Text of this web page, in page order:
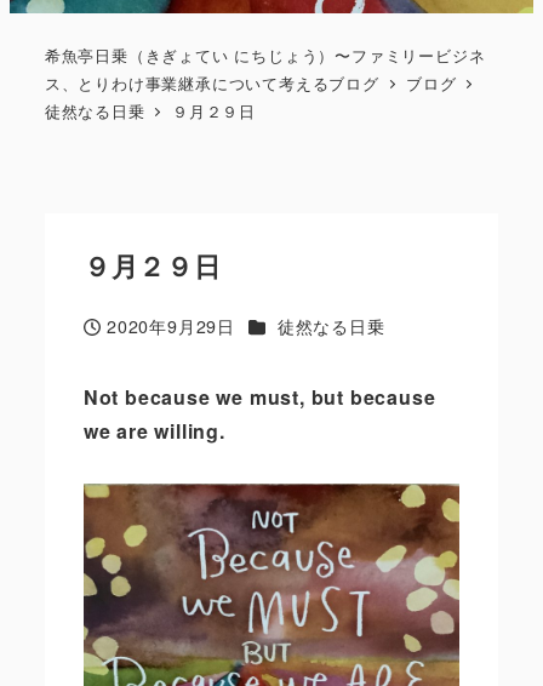
希魚亭日乗（きぎょてい にちじょう）〜ファミリービジネ
ス、とりわけ事業継承について考えるブログ
ブログ
徒然なる日乗
９月２９日
９月２９日
投稿日
2020年9月29日 カテゴリー
徒然なる日乗
Not because we must, but because
we are willing.